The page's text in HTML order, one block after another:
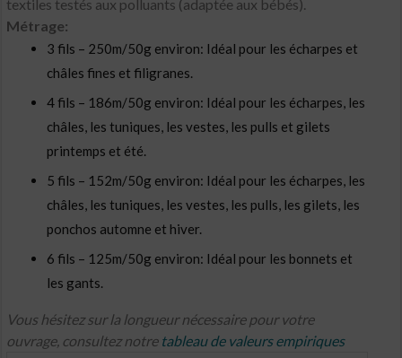
textiles testés aux polluants (adaptée aux bébés).
Métrage:
3 fils – 250m/50g environ: Idéal pour les écharpes et
châles fines et filigranes.
4 fils – 186m/50g environ: Idéal pour les écharpes, les
châles, les tuniques, les vestes, les pulls et gilets
printemps et été.
5 fils – 152m/50g environ: Idéal pour les écharpes, les
châles, les tuniques, les vestes, les pulls, les gilets, les
ponchos automne et hiver.
6 fils – 125m/50g environ: Idéal pour les bonnets et
les gants.
Vous hésitez sur la longueur nécessaire pour votre
ouvrage, consultez notre tableau de valeurs empiriques